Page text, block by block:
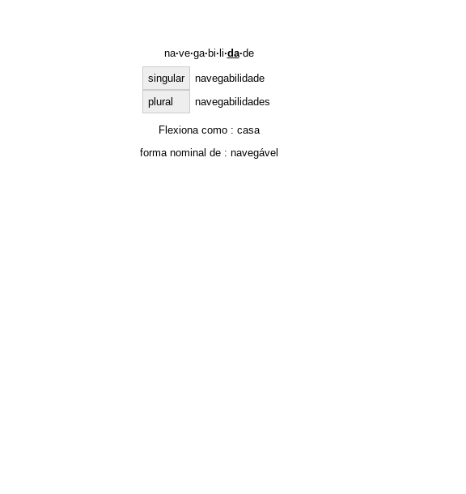
na·ve·ga· bi· li·da·de
singular
navegabilidade
plural
navegabilidades
Flexiona como : casa
forma nominal de : navegável